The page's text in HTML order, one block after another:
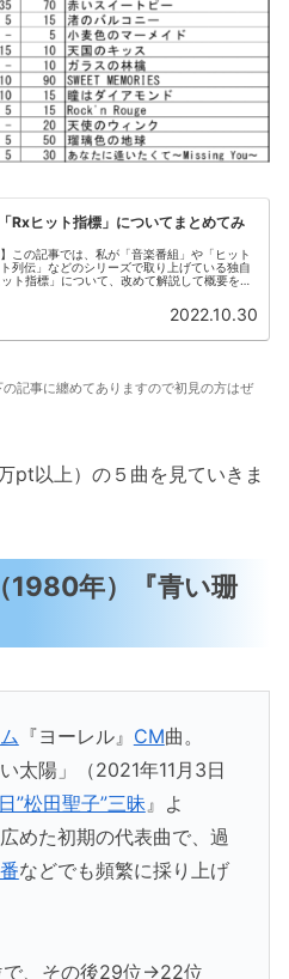
Rxヒット指標」についてまとめてみ
】この記事では、私が「音楽番組」や「ヒット
列伝」などのシリーズで取り上げている独自
ト指標」について、改めて解説して概要を可
2022.10.30
記事に纏めてありますので初見の方はぜ
pt以上）の５曲を見ていきま
1980年）『青い珊
『ヨーレル』 CM曲。
太陽」（2021年11月3日
”松田聖子”三昧 』よ
めた初期の代表曲で、過
などでも頻繁に採り上げ
で、その後29位→22位